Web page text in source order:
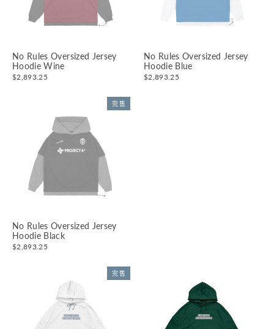
No Rules Oversized Jersey
Hoodie Wine
$2,893.25
No Rules Oversized Jersey
Hoodie Blue
$2,893.25
完售
No Rules Oversized Jersey
Hoodie Black
$2,893.25
完售